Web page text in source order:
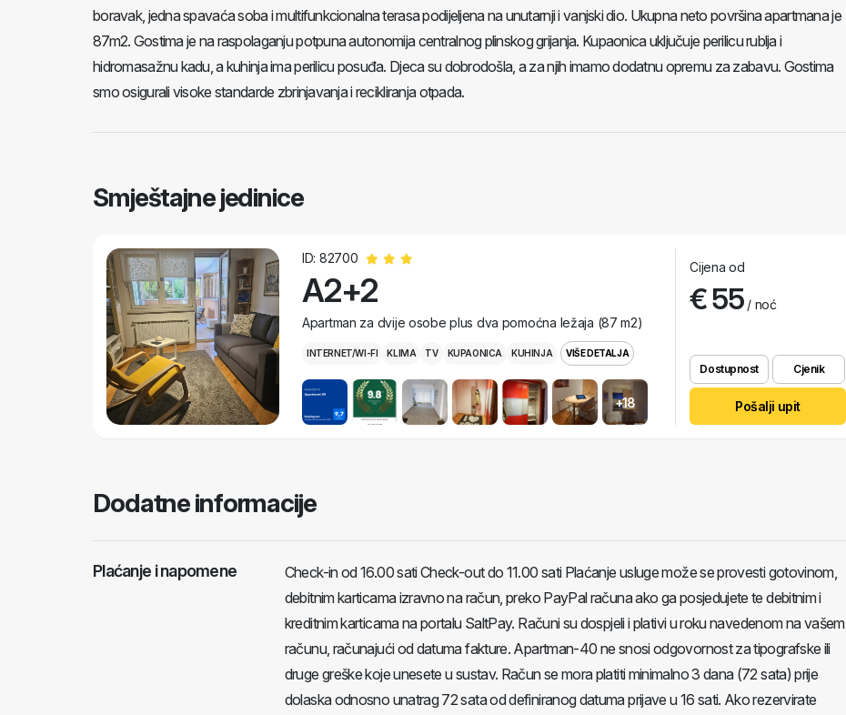
boravak, jedna spavaća soba i multifunkcionalna terasa podijeljena na unutarnji i vanjski dio. Ukupna neto površina apartmana je
87m2. Gostima je na raspolaganju potpuna autonomija centralnog plinskog grijanja. Kupaonica uključuje perilicu rublja i
hidromasažnu kadu, a kuhinja ima perilicu posuđa. Djeca su dobrodošla, a za njih imamo dodatnu opremu za zabavu. Gostima
smo osigurali visoke standarde zbrinjavanja i recikliranja otpada.
Smještajne jedinice
ID: 82700
A2+2
Apartman za dvije osobe plus dva pomoćna ležaja (87 m2)
INTERNET/WI-FI KLIMA TV KUPAONICA KUHINJA VIŠE DETALJA
+18
Cijena od
€ 55/ noć
Dostupnost Cjenik
Pošalji upit
Dodatne informacije
Plaćanje i napomene
Check-in od 16.00 sati Check-out do 11.00 sati Plaćanje usluge može se provesti gotovinom,
debitnim karticama izravno na račun, preko PayPal računa ako ga posjedujete te debitnim i
kreditnim karticama na portalu SaltPay. Računi su dospjeli i plativi u roku navedenom na vašem
računu, računajući od datuma fakture. Apartman-40 ne snosi odgovornost za tipografske ili
druge greške koje unesete u sustav. Račun se mora platiti minimalno 3 dana (72 sata) prije
dolaska odnosno unatrag 72 sata od definiranog datuma prijave u 16 sati. Ako rezervirate